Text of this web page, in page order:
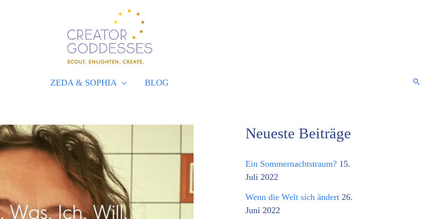
ZEDA & SOPHIA BLOG Suche
Neueste Beiträge
Ein Sommernachtstraum? 15.
Juli 2022
Wenn die Welt sich ändert 26.
Juni 2022
K
t
g